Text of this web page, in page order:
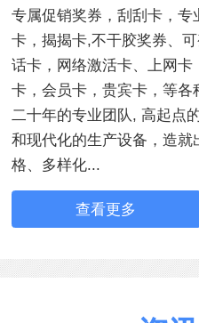
专属促销奖券，刮刮卡，
卡，揭揭卡,不干胶奖券、
话卡，网络激活卡、上网
卡，会员卡，贵宾卡，等各
二十年的专业团队, 高起点
和现代化的生产设备，造
格、多样化...
查看更多